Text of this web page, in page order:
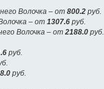
Волочка – от 800.2 руб.
– от 1307.6 руб.
Волочка – от 2188.0 руб.
руб.
руб.